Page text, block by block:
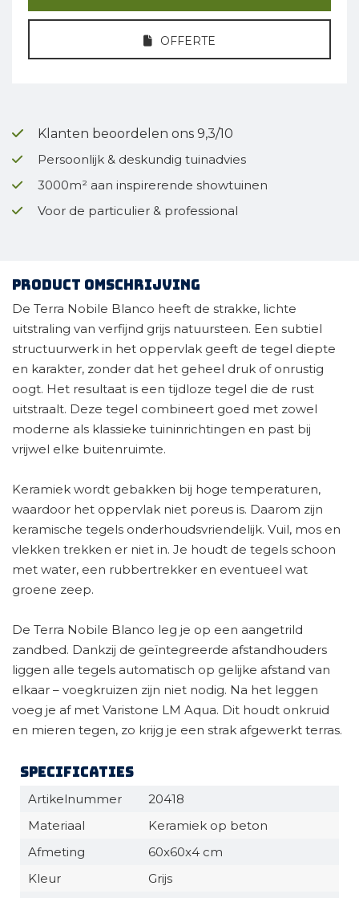
OFFERTE
Klanten beoordelen ons 9,3/10
Persoonlijk & deskundig tuinadvies
3000m² aan inspirerende showtuinen
Voor de particulier & professional
Product omschrijving
De Terra Nobile Blanco heeft de strakke, lichte
uitstraling van verfijnd grijs natuursteen. Een subtiel
structuurwerk in het oppervlak geeft de tegel diepte
en karakter, zonder dat het geheel druk of onrustig
oogt. Het resultaat is een tijdloze tegel die de rust
uitstraalt. Deze tegel combineert goed met zowel
moderne als klassieke tuininrichtingen en past bij
vrijwel elke buitenruimte.
Keramiek wordt gebakken bij hoge temperaturen,
waardoor het oppervlak niet poreus is. Daarom zijn
keramische tegels onderhoudsvriendelijk. Vuil, mos en
vlekken trekken er niet in. Je houdt de tegels schoon
met water, een rubbertrekker en eventueel wat
groene zeep.
De Terra Nobile Blanco leg je op een aangetrild
zandbed. Dankzij de geïntegreerde afstandhouders
liggen alle tegels automatisch op gelijke afstand van
elkaar – voegkruizen zijn niet nodig. Na het leggen
voeg je af met Varistone LM Aqua. Dit houdt onkruid
en mieren tegen, zo krijg je een strak afgewerkt terras.
Specificaties
Artikelnummer
20418
Materiaal
Keramiek op beton
Afmeting
60x60x4 cm
Kleur
Grijs